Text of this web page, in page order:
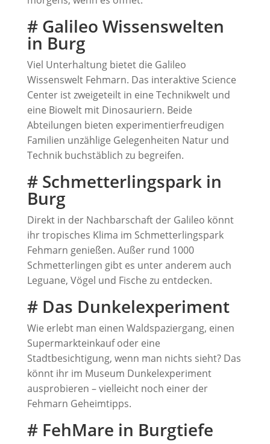
# Galileo Wissenswelten
in Burg
Viel Unterhaltung bietet die Galileo
Wissenswelt Fehmarn. Das interaktive Science
Center ist zweigeteilt in eine Technikwelt und
eine Biowelt mit Dinosauriern. Beide
Abteilungen bieten experimentierfreudigen
Familien unzählige Gelegenheiten Natur und
Technik buchstäblich zu begreifen.
# Schmetterlingspark in
Burg
Direkt in der Nachbarschaft der Galileo könnt
ihr tropisches Klima im Schmetterlingspark
Fehmarn genießen. Außer rund 1000
Schmetterlingen gibt es unter anderem auch
Leguane, Vögel und Fische zu entdecken.
# Das Dunkelexperiment
Wie erlebt man einen Waldspaziergang, einen
Supermarkteinkauf oder eine
Stadtbesichtigung, wenn man nichts sieht? Das
könnt ihr im Museum Dunkelexperiment
ausprobieren – vielleicht noch einer der
Fehmarn Geheimtipps.
# FehMare in Burgtiefe